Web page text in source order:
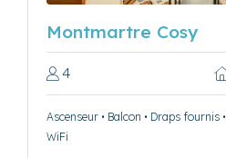
Montmartre Cosy
4
Ascenseur • Balcon • Draps
WiFi